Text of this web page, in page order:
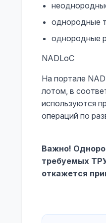
однородные
однородные
NADLoC
На портале
лотом, в
используются
операций по
Важно!
требуемых
откажется